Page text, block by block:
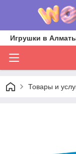
Игрушки в
Товары и